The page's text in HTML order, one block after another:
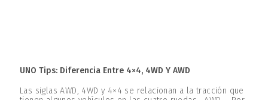
UNO Tips: Diferencia Entre 4×4, 4WD Y AWD
Las siglas AWD, 4WD y 4×4 se relacionan a la tracción que